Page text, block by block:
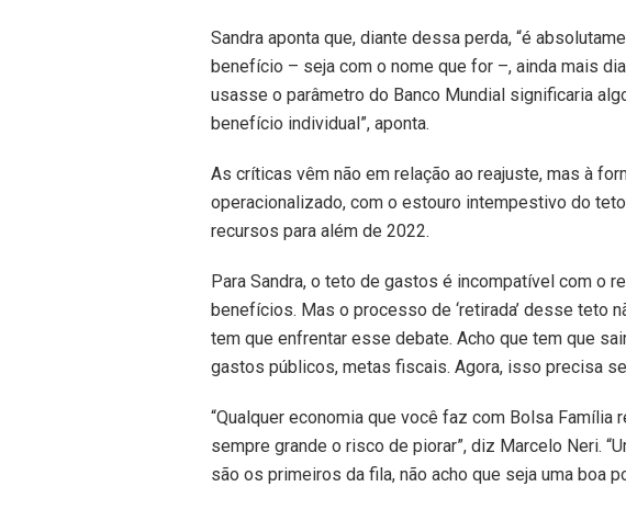
Sandra aponta que, diante dessa perda, “é
benefício – seja com o nome que for –, ainda mais
usasse o parâmetro do Banco Mundial significaria
benefício individual”, aponta.
As críticas vêm não em relação ao reajuste, mas à
operacionalizado, com o estouro intempestivo do
recursos para além de 2022.
Para Sandra, o teto de gastos é incompatível com o
benefícios. Mas o processo de ‘retirada’ desse teto
tem que enfrentar esse debate. Acho que tem que
gastos públicos, metas fiscais. Agora, isso precisa
“Qualquer economia que você faz com Bolsa Família
sempre grande o risco de piorar”, diz Marcelo Neri.
são os primeiros da fila, não acho que seja uma boa